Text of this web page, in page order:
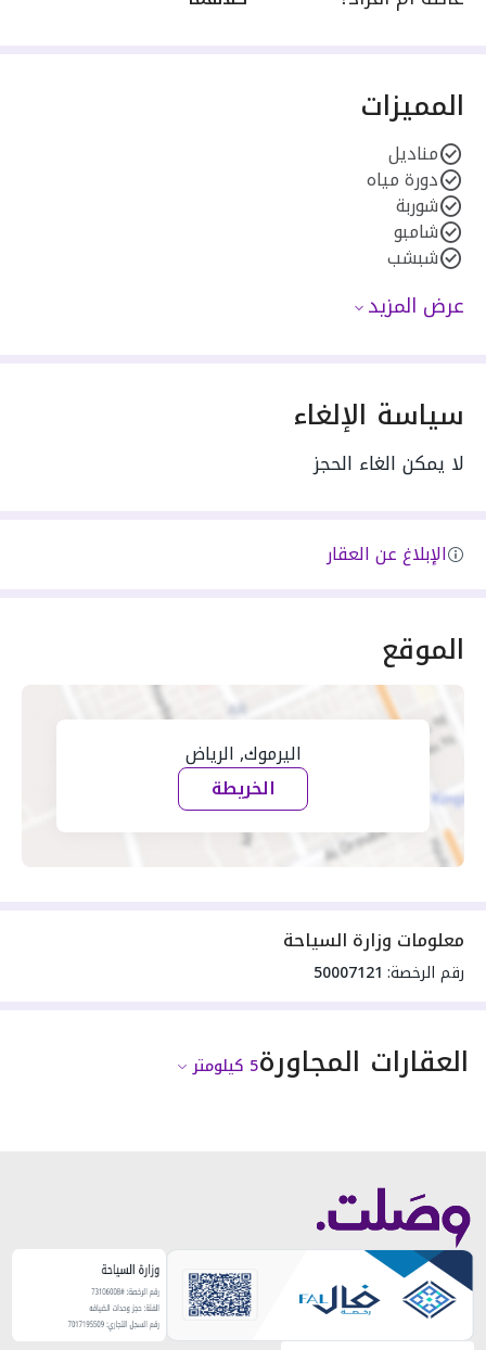
المميزات
مناديل
دورة مياه
شوربة
شامبو
شبشب
عرض المزيد
سياسة الإلغاء
لا يمكن الغاء الحجز
الإبلاغ عن العقار
الموقع
اليرموك, الرياض
الخريطة
معلومات وزارة السياحة
رقم الرخصة: 50007121
العقارات المجاورة5 كيلومتر